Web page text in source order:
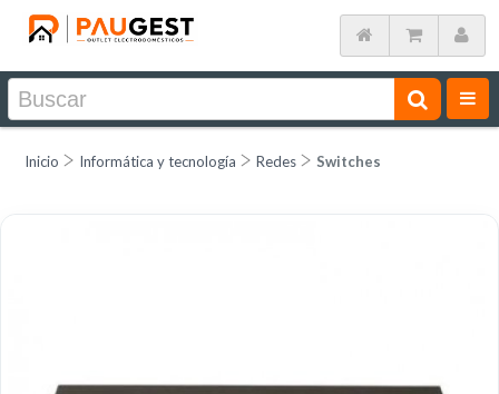
Inicio Informática y tecnología Redes Switches